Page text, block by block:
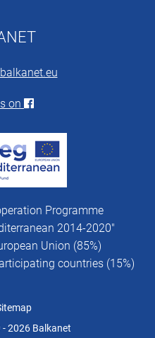
on
Programme
2014-2020"
Union (85%)
countries (15%)
2026 Balkanet